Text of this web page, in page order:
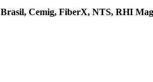
Cemig, FiberX, NTS, RHI